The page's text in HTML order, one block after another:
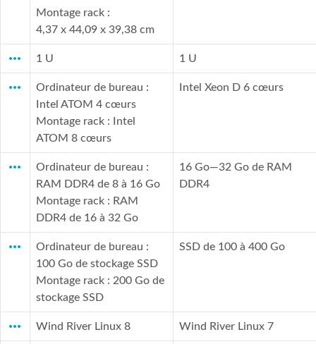
Montage rack :
4,37 x 44,09 x 39,38 cm
more_horiz 1 U 1 U
more_horiz
Ordinateur de bureau :
Intel ATOM 4 cœurs
Montage rack : Intel
ATOM 8 cœurs
Intel Xeon D 6 cœurs
more_horiz
Ordinateur de bureau :
RAM DDR4 de 8 à 16 Go
Montage rack : RAM
DDR4 de 16 à 32 Go
16 Go—32 Go de RAM
DDR4
more_horiz
Ordinateur de bureau :
100 Go de stockage SSD
Montage rack : 200 Go de
stockage SSD
SSD de 100 à 400 Go
more_horiz Wind River Linux 8 Wind River Linux 7